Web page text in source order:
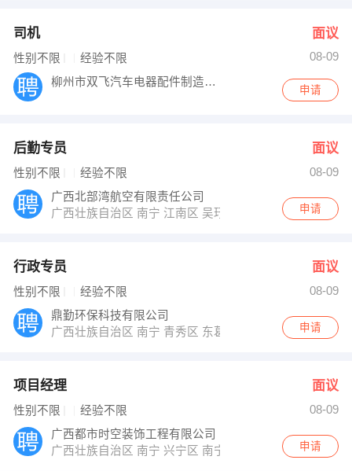
司机 面议
性别不限 经验不限
08-09
柳州市双飞汽车电器配件制造有限公司
申请
后勤专员 面议
性别不限 经验不限
08-09
广西北部湾航空有限责任公司
广西壮族自治区 南宁 江南区 吴玗机场
申请
行政专员 面议
性别不限 经验不限
08-09
鼎勤环保科技有限公司
广西壮族自治区 南宁 青秀区 东葛路18-1号
申请
项目经理 面议
性别不限 经验不限
08-09
广西都市时空装饰工程有限公司
广西壮族自治区 南宁 兴宁区 南宁市兴宁区人民东路158
申请